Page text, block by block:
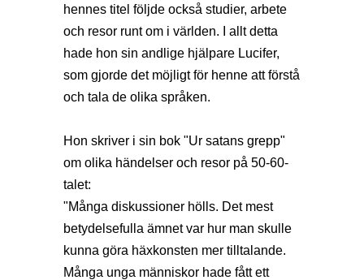
hennes titel följde också studier, arbete
och resor runt om i världen. I allt detta
hade hon sin andlige hjälpare Lucifer,
som gjorde det möjligt för henne att förstå
och tala de olika språken.
Hon skriver i sin bok "Ur satans grepp"
om olika händelser och resor på 50-60-
talet:
"Många diskussioner hölls. Det mest
betydelsefulla ämnet var hur man skulle
kunna göra häxkonsten mer tilltalande.
Många unga människor hade fått ett